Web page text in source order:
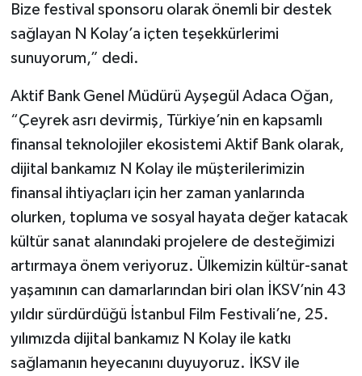
Bize festival sponsoru olarak önemli bir destek
sağlayan N Kolay’a içten teşekkürlerimi
sunuyorum,” dedi.
Aktif Bank Genel Müdürü Ayşegül Adaca Oğan,
“Çeyrek asrı devirmiş, Türkiye’nin en kapsamlı
finansal teknolojiler ekosistemi Aktif Bank olarak,
dijital bankamız N Kolay ile müşterilerimizin
finansal ihtiyaçları için her zaman yanlarında
olurken, topluma ve sosyal hayata değer katacak
kültür sanat alanındaki projelere de desteğimizi
artırmaya önem veriyoruz. Ülkemizin kültür-sanat
yaşamının can damarlarından biri olan İKSV’nin 43
yıldır sürdürdüğü İstanbul Film Festivali’ne, 25.
yılımızda dijital bankamız N Kolay ile katkı
sağlamanın heyecanını duyuyoruz. İKSV ile